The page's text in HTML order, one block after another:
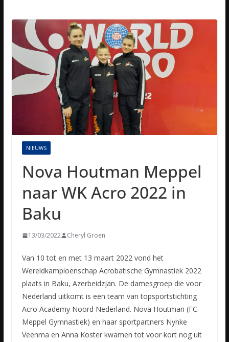
NIEUWS
Nova Houtman Meppel
naar WK Acro 2022 in
Baku
13/03/2022 Cheryl Groen
Van 10 tot en met 13 maart 2022 vond het
Wereldkampioenschap Acrobatische Gymnastiek 2022
plaats in Baku, Azerbeidzjan. De damesgroep die voor
Nederland uitkomt is een team van topsportstichting
Acro Academy Noord Nederland. Nova Houtman (FC
Meppel Gymnastiek) en haar sportpartners Nynke
Veenma en Anna Koster kwamen tot voor kort nog uit